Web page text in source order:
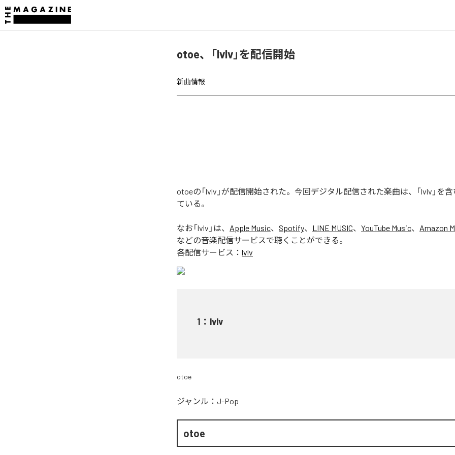
otoe、「lvlv」を配信開始
新曲情報
otoeの「lvlv」が配信開始された。今回デジタル配信された楽曲は、「lvlv」を
ている。
なお「lvlv 」は、 Apple Music、 Spotify、 LINE MUSIC、 YouTube Music、 Amazon
などの音楽配信サービスで聴くことができる。
各配信サービス： lvlv
1 ： lvlv
otoe
ジャンル： J-Pop
otoe